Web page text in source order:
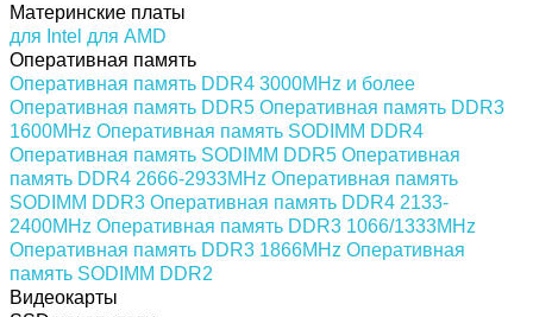
Материнские платы
для Intel для AMD
Оперативная память
Оперативная память DDR4 3000MHz и более
Оперативная память DDR5 Оперативная память DDR3
1600MHz Оперативная память SODIMM DDR4
Оперативная память SODIMM DDR5 Оперативная
память DDR4 2666-2933MHz Оперативная память
SODIMM DDR3 Оперативная память DDR4 2133-
2400MHz Оперативная память DDR3 1066/1333MHz
Оперативная память DDR3 1866MHz Оперативная
память SODIMM DDR2
Видеокарты